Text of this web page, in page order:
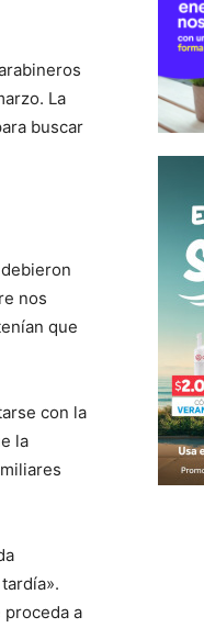
La
buscar
nos
que
con la
la
a